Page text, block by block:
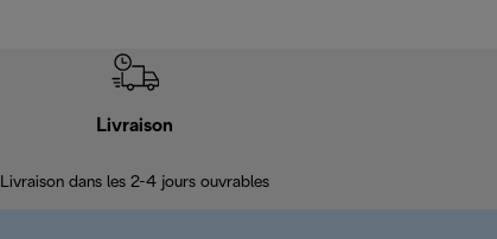
Livraison
Livraison dans les 2-4 jours ouvrables